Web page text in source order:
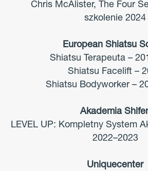
Chris McAlister, The Four
szkolenie 2024
European Shiatsu
Shiatsu Terapeuta –
Shiatsu Facelift –
Shiatsu Bodyworker –
Akademia
LEVEL UP: Kompletny System
2022–2023
Uniquecenter